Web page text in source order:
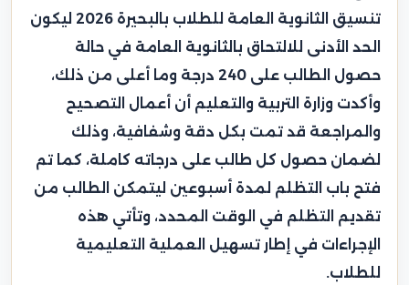
تنسيق الثانوية العامة للطلاب بالبحيرة 2026 ليكون
الحد الأدنى للالتحاق بالثانوية العامة في حالة
حصول الطالب على 240 درجة وما أعلى من ذلك،
وأكدت وزارة التربية والتعليم أن أعمال التصحيح
والمراجعة قد تمت بكل دقة وشفافية، وذلك
لضمان حصول كل طالب على درجاته كاملة، كما تم
فتح باب التظلم لمدة أسبوعين ليتمكن الطالب من
تقديم التظلم في الوقت المحدد، وتأتي هذه
الإجراءات في إطار تسهيل العملية التعليمية
للطلاب.